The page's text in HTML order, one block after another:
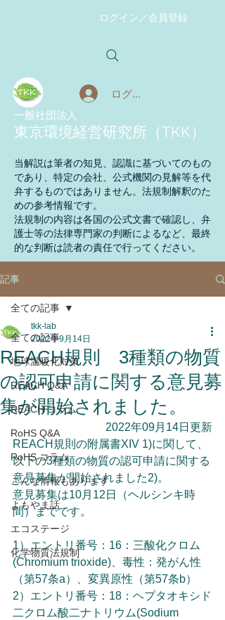
ログイン／会員登録
ログイン
​一般社団法人
東京環境経営研究所（TKK）
当解説は筆者の知見、認識に基づいてのもの
であり、特定の会社、公式機関の見解等を代
弁するものではありません。法規制解釈のた
めの参考情報です。
法規制の内容は各国の公式文書で確認し、弁
護士等の法律専門家の判断によるなど、最終
的な判断は読者の責任で行ってください。
記事
全ての記事
地球温暖化対策
REACH Q&A
REACH コラム
RoHS Q&A
RoHS コラム
こんな情報もあります
よもやま話
エコステージ
化学物質法規制
全ての記事
REACH規則 3種類の物質
の認可申請に関する意見募
集が開始されました。
tkk-lab
2022年9月14日
2022年09月14日更新
REACH規則の附属書XIV 1)に関して、
以下の3種類の物質の認可申請に関する
意見募集が開始されました2)。
意見募集は10月12日（ヘルシンキ時
間）までです。
1）エントリ番号：16：三酸化クロム
(Chromium trioxide)、毒性：発がん性
（第57条a）、変異原性（第57条b）
2）エントリ番号：18：ヘプタオキシド
二クロム酸二ナトリウム(Sodium